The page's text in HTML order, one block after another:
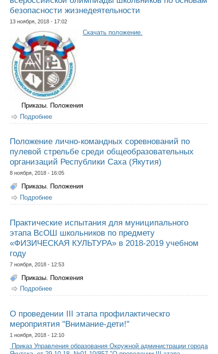
безопасности жизнедеятельности
13 ноября, 2018 - 17:02
Скачать положение.
Приказы. Положения
Подробнее
всероссийской олимпиады школьников по основам
Положение лично-командных соревнований по
пулевой стрельбе среди общеобразовательных
организаций Республики Саха (Якутия)
8 ноября, 2018 - 16:05
Приказы. Положения
Подробнее
пулевой стрельбе среди общеобразовательных
Практические испытания для муниципального
этапа ВсОШ школьников по предмету
«ФИЗИЧЕСКАЯ КУЛЬТУРА» в 2018-2019 учебном
году
7 ноября, 2018 - 12:53
Приказы. Положения
Подробнее
ВсОШ школьников по предмету «ФИЗИЧЕСКАЯ
О проведении III этапа профилактическго
мероприятия "Внимание-дети!"
1 ноября, 2018 - 12:10
Приказ Управления образования Окружной администрации города